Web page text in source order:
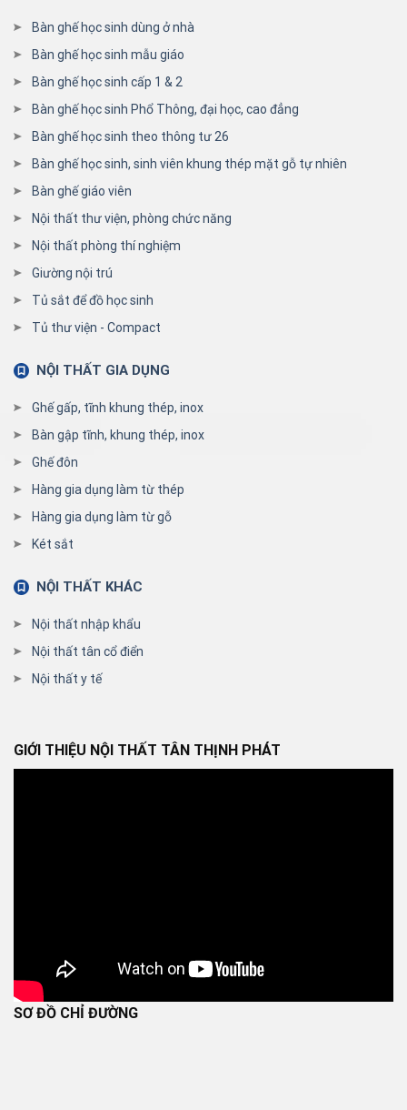
Bàn ghế học sinh dùng ở nhà
Bàn ghế học sinh mẫu giáo
Bàn ghế học sinh cấp 1 & 2
Bàn ghế học sinh Phổ Thông, đại học, cao đẳng
Bàn ghế học sinh theo thông tư 26
Bàn ghế học sinh, sinh viên khung thép mặt gỗ tự nhiên
Bàn ghế giáo viên
Nội thất thư viện, phòng chức năng
Nội thất phòng thí nghiệm
Giường nội trú
Tủ sắt để đồ học sinh
Tủ thư viện - Compact
NỘI THẤT GIA DỤNG
Ghế gấp, tĩnh khung thép, inox
Bàn gập tĩnh, khung thép, inox
Ghế đôn
Hàng gia dụng làm từ thép
Hàng gia dụng làm từ gỗ
Két sắt
NỘI THẤT KHÁC
Nội thất nhập khẩu
Nội thất tân cổ điển
Nội thất y tế
GIỚI THIỆU NỘI THẤT TÂN THỊNH PHÁT
SƠ ĐỒ CHỈ ĐƯỜNG